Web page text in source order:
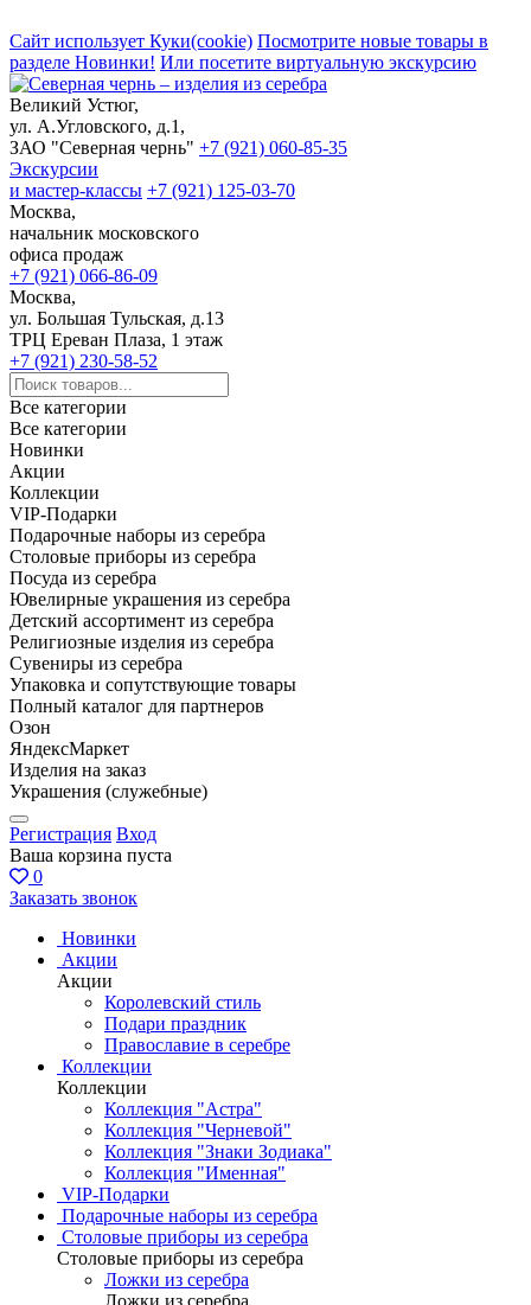
Сайт использует Куки(cookie) Посмотрите новые товары в
разделе Новинки! Или посетите виртуальную экскурсию
Великий Устюг,
ул. А.Угловского, д.1,
ЗАО "Северная чернь" +7 (921) 060-85-35
Экскурсии
и мастер-классы +7 (921) 125-03-70
Москва,
начальник московского
офиса продаж
+7 (921) 066-86-09
Москва,
ул. Большая Тульская, д.13
ТРЦ Ереван Плаза, 1 этаж
+7 (921) 230-58-52
Все категории
Все категории
Новинки
Акции
Коллекции
VIP-Подарки
Подарочные наборы из серебра
Столовые приборы из серебра
Посуда из серебра
Ювелирные украшения из серебра
Детский ассортимент из серебра
Религиозные изделия из серебра
Сувениры из серебра
Упаковка и сопутствующие товары
Полный каталог для партнеров
Озон
ЯндексМаркет
Изделия на заказ
Украшения (служебные)
Регистрация Вход
Ваша корзина пуста
0
Заказать звонок
Новинки
Акции
Акции
Королевский стиль
Подари праздник
Православие в серебре
Коллекции
Коллекции
Коллекция "Астра"
Коллекция "Черневой"
Коллекция "Знаки Зодиака"
Коллекция "Именная"
VIP-Подарки
Подарочные наборы из серебра
Столовые приборы из серебра
Столовые приборы из серебра
Ложки из серебра
Ложки из серебра